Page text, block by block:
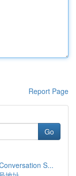
Report Page
Go
S...